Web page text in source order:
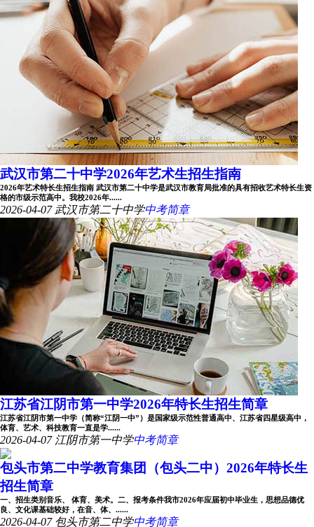
武汉市第二十中学2026年艺术生招生指南
2026年艺术特长生招生指南 武汉市第二十中学是武汉市教育局批准的具有招收艺术特长生资
格的市级示范高中。我校2026年......
2026-04-07 武汉市第二十中学中考简章
江苏省江阴市第一中学2026年特长生招生简章
江苏省江阴市第一中学（简称“江阴一中”）是国家级示范性普通高中、江苏省四星级高中，
体育、艺术、科技教育一直是学......
2026-04-07 江阴市第一中学中考简章
包头市第二中学教育集团（包头二中）2026年特长生
招生简章
一、招生类别音乐、 体育、美术。二、报考条件我市2026年应届初中毕业生，思想品德优
良、文化课基础较好，在音、体、......
2026-04-07 包头市第二中学中考简章